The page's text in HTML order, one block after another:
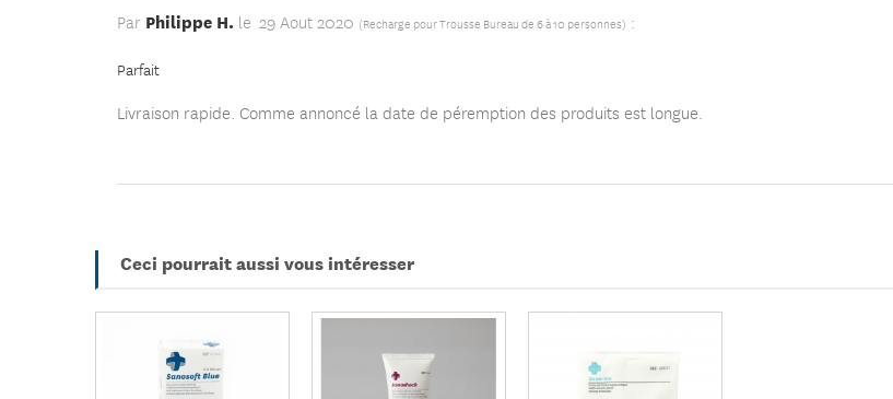
Par Philippe H. le 29 Aout 2020 (Recharge pour Trousse Bureau de 6 à 10 personnes) :
Parfait
Livraison rapide. Comme annoncé la date de péremption des produits est longue.
Ceci pourrait aussi vous intéresser